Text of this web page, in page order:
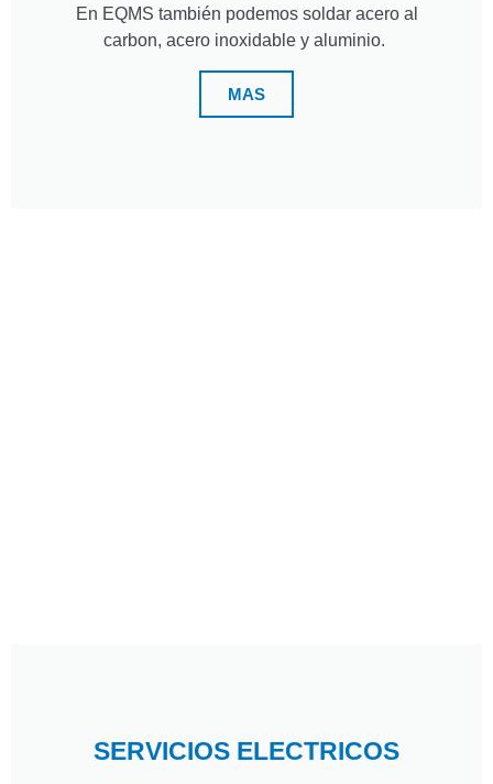
En EQMS también podemos soldar acero al
carbon, acero inoxidable y aluminio.
MAS
SERVICIOS ELECTRICOS